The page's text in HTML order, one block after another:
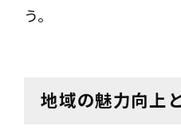
う。
地域の魅力向上